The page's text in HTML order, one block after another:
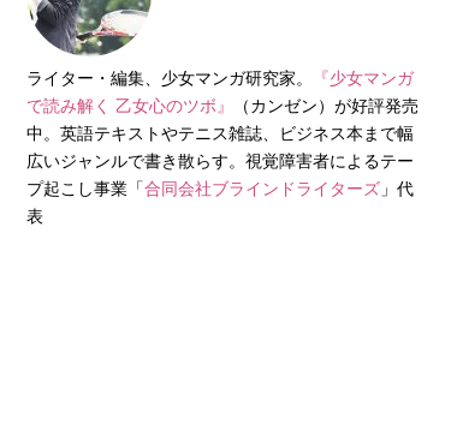
ライター・編集、少女マンガ研究家。
『少女マンガ
で読み解く 乙女心のツボ』
（カンゼン）が好評発売
中。英語テキストやテニス雑誌、ビジネス本まで幅
広いジャンルで書き散らす。視覚障害者によるテー
プ起こし事業「合同会社ブラインドライターズ 」代
表